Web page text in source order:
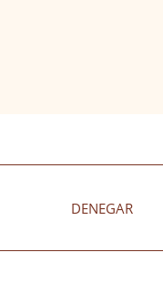
DENEGAR